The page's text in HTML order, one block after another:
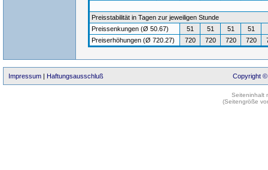
Preisstabilität in Tagen zur jeweiligen Stunde
Preissenkungen (Ø 50.67)
51 51 51 51
Preiserhöhungen (Ø 720.27)
720 720 720 720
Impressum | Haftungsausschluß Copyright ©
Seiteninhalt
(Seitengröße